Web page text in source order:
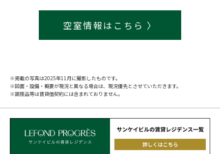
空室情報はこちら
※掲載の写真は2025年11月に撮影したものです。
※図面・設備・概要が現況と異なる場合は、現況優先とさせていただきます。
※調度品等は賃貸借契約には含まれておりません。